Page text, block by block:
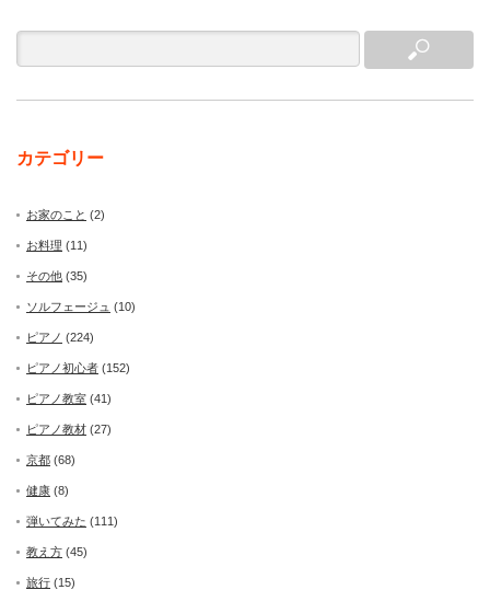
カテゴリー
お家のこと (2)
お料理 (11)
その他 (35)
ソルフェージュ (10)
ピアノ (224)
ピアノ初心者 (152)
ピアノ教室 (41)
ピアノ教材 (27)
京都 (68)
健康 (8)
弾いてみた (111)
教え方 (45)
旅行 (15)